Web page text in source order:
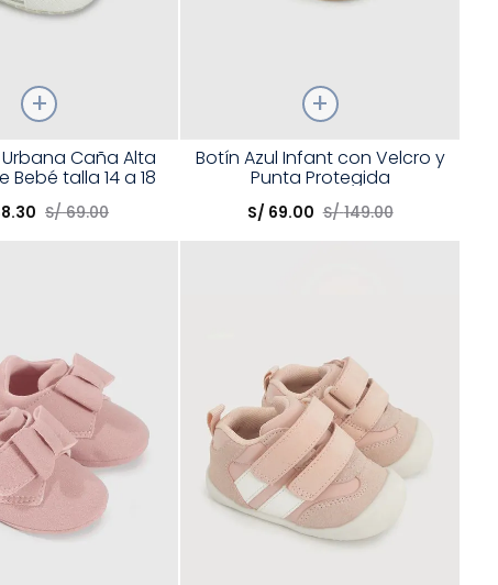
Caña Alta
Bebé talla 14 a 18
.30 S/ 69.00
Talla
Elige una opción
Botín Azul Infant con Velcro y
Punta Protegida
S/ 69.00 S/ 149.00